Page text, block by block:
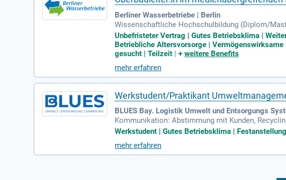
Berliner Wasserbetriebe | Berlin
Wissenschaftliche Hochschulbildung (Diplom/
chlägige, stellenrelevante Berufserfahrung;
Unbefristeter Vertrag | Gutes Betriebsklima |
Betriebliche Altersvorsorge |
gesucht | Teilzeit |+weitere Benefits
mehr erfahren
Werkstudent/Praktikant
BLUES Bay. Logistik Umwelt und Entsorgungs
Kommunikation: Abstimmung mit Kunden,
te und Erstellung projektbezogener
Werkstudent | Gutes Betriebsklima |
mehr erfahren